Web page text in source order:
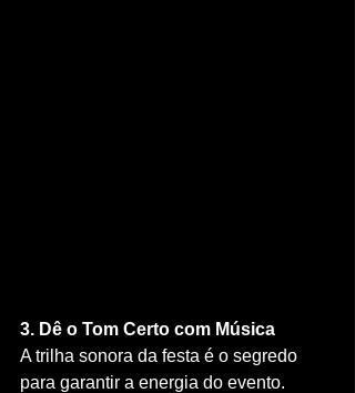
3. Dê o Tom Certo com Música
A trilha sonora da festa é o segredo
para garantir a energia do evento.